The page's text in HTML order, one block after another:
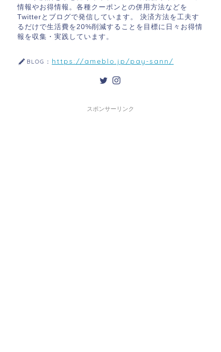
情報やお得情報。各種クーポンとの併用方法などを
Twitterとブログで発信しています。 決済方法を工夫す
るだけで生活費を20%削減することを目標に日々お得情
報を収集・実践しています。
BLOG： https://ameblo.jp/pay-sann/
スポンサーリンク